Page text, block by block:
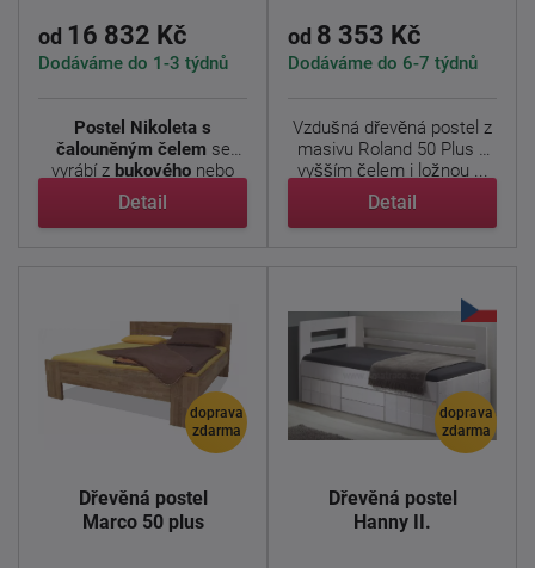
od 16 832 Kč
Dodáváme do 1-3 týdnů
Postel Nikoleta s
čalouněným čelem se
vyrábí z bukového nebo
dubového ...
Detail
od 8 353 Kč
Dodáváme do 6-7 týdnů
Vzdušná dřevěná postel z
masivu Roland 50 Plus z
vyšším čelem i ložnou ...
Detail
doprava
zdarma
Dřevěná postel
Marco 50 plus
doprava
zdarma
Dřevěná postel
Hanny II.